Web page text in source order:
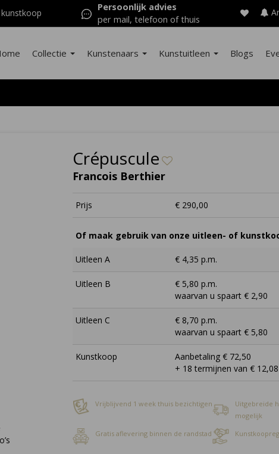
Persoonlijk advies
per mail, telefoon of thuis
Collectie Kunstenaars Kunstuitleen Blogs
Crépuscule
Francois Berthier
Prijs € 290,00
Of maak gebruik van onze uitleen- of
Uitleen A € 4,35 p.m.
Uitleen B
€ 5,80 p.m.
waarvan u spaart € 2,90
Uitleen C
€ 8,70 p.m.
waarvan u spaart € 5,80
Kunstkoop
Aanbetaling € 72,50
+ 18 termijnen van € 12,08
Vrijblijvend 1 week thuis bezichtigen
Uitgebreide
mogelijk
Gratis aflevering binnen de randstad